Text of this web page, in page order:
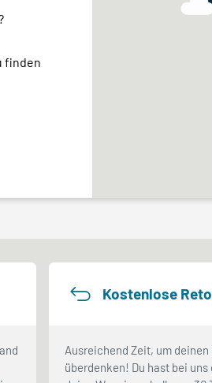
finden
Kostenlose
Ausreichend Zeit, um deinen
überdenken! Du hast bei uns